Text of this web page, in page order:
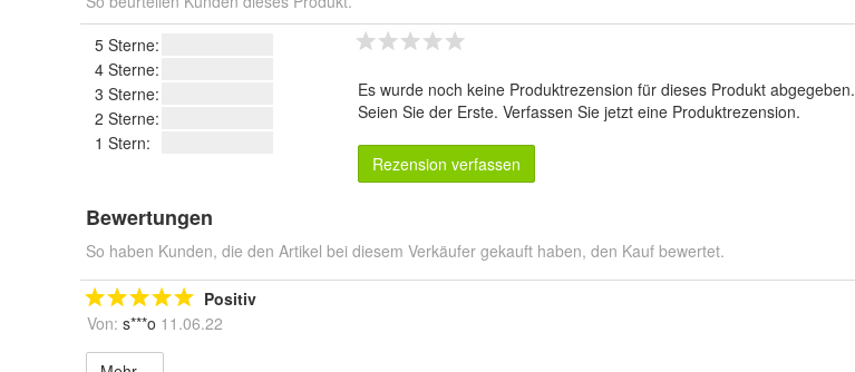
5 Sterne:
4 Sterne:
3 Sterne:
2 Sterne:
1 Stern:
Es wurde noch keine Produktrezension für dieses Produkt abgegeben.
Seien Sie der Erste. Verfassen Sie jetzt eine Produktrezension.
Rezension verfassen
Bewertungen
So haben Kunden, die den Artikel bei diesem Verkäufer gekauft haben, den Kauf bewertet.
Positiv
Von: s***o 11.06.22